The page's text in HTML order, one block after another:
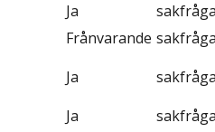
Ja
Frånvarande
Ja
Ja